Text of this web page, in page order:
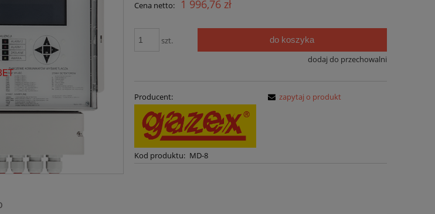
Cena netto: 1 996,76 zł
szt. do koszyka
dodaj do przechowalni
Producent:
Kod produktu: MD-8
zapytaj o produkt